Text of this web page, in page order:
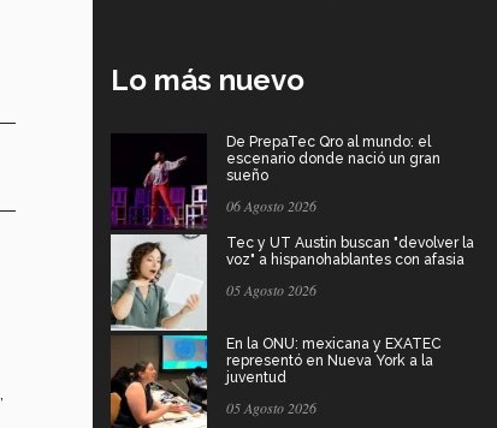
Lo más nuevo
De PrepaTec Qro al mundo: el
escenario donde nació un gran
sueño
06 Agosto 2026
Tec y UT Austin buscan "devolver la
voz" a hispanohablantes con afasia
05 Agosto 2026
En la ONU: mexicana y EXATEC
representó en Nueva York a la
juventud
05 Agosto 2026